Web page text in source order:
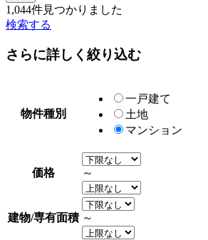
1,044件見つかりました
検索する
さらに詳しく絞り込む
物件種別
一戸建て
土地
マンション
価格 ～
建物/専有面積 ～